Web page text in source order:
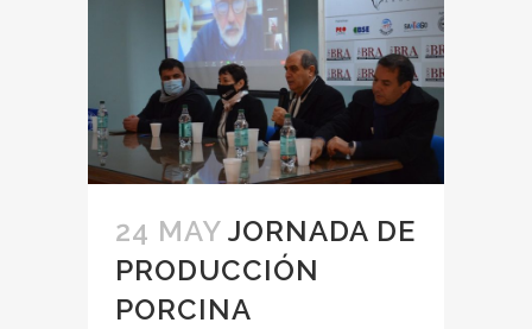
24 MAY JORNADA DE
PRODUCCIÓN
PORCINA